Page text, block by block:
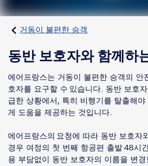
거동이 불편한 승객
동반 보호자와 함께하
에어프랑스는 거동이 불편한 승객의 안
호자를 요구할 수 있습니다. 동반 보호
급한 상황에서, 특히 비행기를 탈출해야
게 도움을 제공하는 것입니다.
에어프랑스의 요청에 따라 동반 보호자
경우 여정의 첫 번째 항공편 출발 48시
용 부담없이 동반 보호자의 이름을 변경